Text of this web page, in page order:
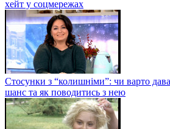
хейт у соцмережах
Стосунки з “колишніми”: чи варто
шанс та як поводитись з нею